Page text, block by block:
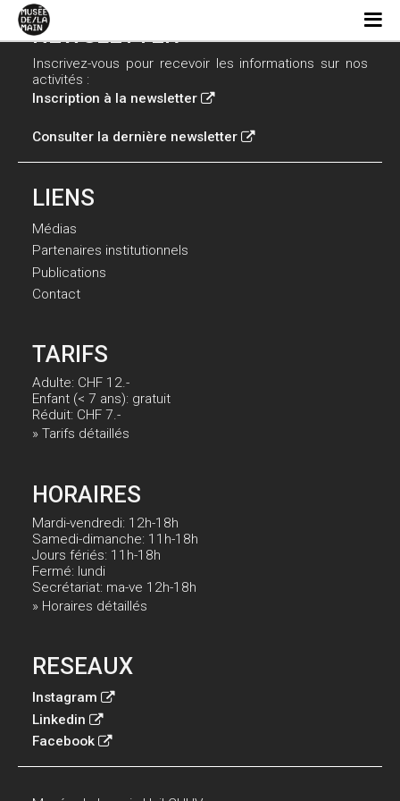
NEWSLETTER
Inscrivez-vous pour recevoir les informations sur nos
activités :
Inscription à la newsletter
Consulter la dernière newsletter
LIENS
Médias
Partenaires institutionnels
Publications
Contact
TARIFS
Adulte: CHF 12.-
Enfant (< 7 ans): gratuit
Réduit: CHF 7.-
» Tarifs détaillés
HORAIRES
Mardi-vendredi: 12h-18h
Samedi-dimanche: 11h-18h
Jours fériés: 11h-18h
Fermé: lundi
Secrétariat: ma-ve 12h-18h
» Horaires détaillés
RESEAUX
Instagram
Linkedin
Facebook